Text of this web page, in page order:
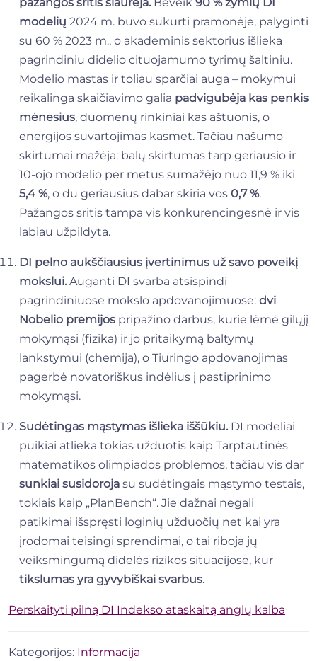
modelių 2024 m. buvo sukurti pramonėje, palyginti
su 60 % 2023 m., o akademinis sektorius išlieka
pagrindiniu didelio cituojamumo tyrimų šaltiniu.
Modelio mastas ir toliau sparčiai auga – mokymui
reikalinga skaičiavimo galia padvigubėja kas penkis
mėnesius, duomenų rinkiniai kas aštuonis, o
energijos suvartojimas kasmet. Tačiau našumo
skirtumai mažėja: balų skirtumas tarp geriausio ir
10-ojo modelio per metus sumažėjo nuo 11,9 % iki
5,4 %, o du geriausius dabar skiria vos 0,7 %.
Pažangos sritis tampa vis konkurencingesnė ir vis
labiau užpildyta.
DI pelno aukščiausius įvertinimus už savo poveikį
mokslui. Auganti DI svarba atsispindi
pagrindiniuose mokslo apdovanojimuose: dvi
Nobelio premijos pripažino darbus, kurie lėmė gilųjį
mokymąsi (fizika) ir jo pritaikymą baltymų
lankstymui (chemija), o Tiuringo apdovanojimas
pagerbė novatoriškus indėlius į pastiprinimo
mokymąsi.
Sudėtingas mąstymas išlieka iššūkiu. DI modeliai
puikiai atlieka tokias užduotis kaip Tarptautinės
matematikos olimpiados problemos, tačiau vis dar
sunkiai susidoroja su sudėtingais mąstymo testais,
tokiais kaip „PlanBench“. Jie dažnai negali
patikimai išspręsti loginių užduočių net kai yra
įrodomai teisingi sprendimai, o tai riboja jų
veiksmingumą didelės rizikos situacijose, kur
tikslumas yra gyvybiškai svarbus.
Perskaityti pilną DI Indekso ataskaitą anglų kalba
Kategorijos: Informacija